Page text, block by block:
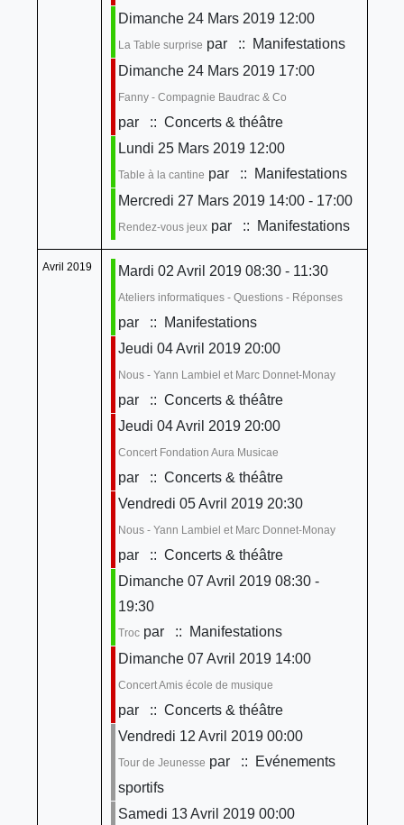
Dimanche 24 Mars 2019 12:00
La Table surprise par
:: Manifestations
Dimanche 24 Mars 2019 17:00
Fanny - Compagnie Baudrac & Co
par
:: Concerts & théâtre
Lundi 25 Mars 2019 12:00
Table à la cantine par
:: Manifestations
Mercredi 27 Mars 2019 14:00 - 17:00
Rendez-vous jeuxpar :: Manifestations
Avril 2019 Mardi 02 Avril 2019 08:30 - 11:30
Ateliers informatiques - Questions - Réponses
par
:: Manifestations
Jeudi 04 Avril 2019 20:00
Nous - Yann Lambiel et Marc Donnet-Monay
par
:: Concerts & théâtre
Jeudi 04 Avril 2019 20:00
Concert Fondation Aura Musicae
par
:: Concerts & théâtre
Vendredi 05 Avril 2019 20:30
Nous - Yann Lambiel et Marc Donnet-Monay
par
:: Concerts & théâtre
Dimanche 07 Avril 2019 08:30 -
19:30
Trocpar
:: Manifestations
Dimanche 07 Avril 2019 14:00
Concert Amis école de musique
par
:: Concerts & théâtre
Vendredi 12 Avril 2019 00:00
Tour de Jeunesse par
:: Evénements
sportifs
Samedi 13 Avril 2019 00:00